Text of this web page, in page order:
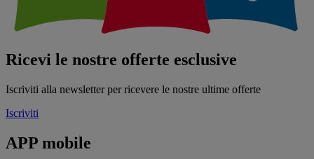
Ricevi le nostre offerte esclusive
Iscriviti alla newsletter per ricevere le nostre ultime offerte
Iscriviti
APP mobile